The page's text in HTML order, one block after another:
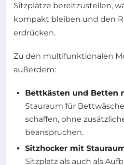
Sitzplätze bereitzustellen,
kompakt bleiben und den
erdrücken.
Zu den multifunktionalen
außerdem:
Bettkästen und Betten
Stauraum für
schaffen, ohne
beanspruchen.
Sitzhocker mit
Sitzplatz als auch als